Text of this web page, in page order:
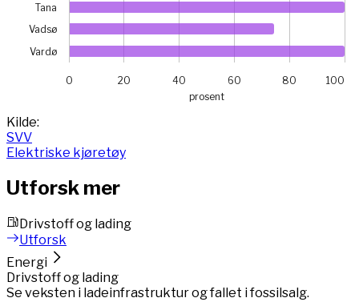
prosent
Tana
Vadsø
Vardø
0 20 40 60 80 100
End of interactive chart.
Kilde:
SVV
Elektriske kjøretøy
Utforsk mer
Drivstoff og lading
Utforsk
Energi
Drivstoff og lading
Se veksten i ladeinfrastruktur og fallet i fossilsalg.